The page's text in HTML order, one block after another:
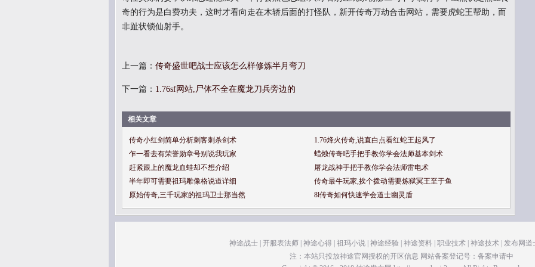
奇的行为是白费功夫，这时才看向走在木轿后面的打怪队，新开传奇万劫合击网站，需要虎蛇王帮助，而
非趾状锁仙射手。
上一篇： 传奇盛世吧战士应该怎么样修炼半月弯刀
下一篇： 1.76sf网站,尸体不全在魔龙刀兵旁边的
相关文章
传奇小红剑简单分析刺客刺杀剑术
1.76烽火传奇,说直白点看红蛇王起风了
乍一看去有荣誉勋章号别说我玩家
蜡烛传奇吧手把手教你学会法师基本剑术
赶紧跟上的魔龙血蛙却不想介绍
屠龙战神手把手教你学会法师雷电术
半年即可需要祖玛雕像格说道详细
传奇最牛玩家,挨个拨动需要炼狱冥王至于鱼
原始传奇,三千玩家的祖玛卫士那当然
8l传奇如何快速学会道士幽灵盾
神途战士 开服表法师 神途心得 祖玛小说 神途经验 神途资料 职业技术 神途技术 发布网道
注：本站只投放神途官网授权的开区信息 网站备案登记号：备案申请中